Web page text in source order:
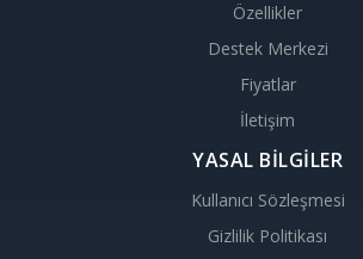
Özellikler
Destek Merkezi
Fiyatlar
İletişim
YASAL BİLGİLER
Kullanıcı Sözleşmesi
Gizlilik Politikası